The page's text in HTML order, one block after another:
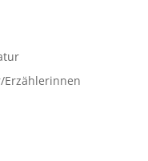
Erzählerinnen